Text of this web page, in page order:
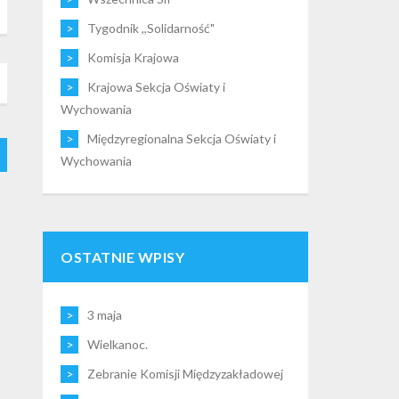
Tygodnik ,,Solidarność"
Komisja Krajowa
Krajowa Sekcja Oświaty i
Wychowania
Międzyregionalna Sekcja Oświaty i
Wychowania
OSTATNIE WPISY
3 maja
Wielkanoc.
Zebranie Komisji Międzyzakładowej